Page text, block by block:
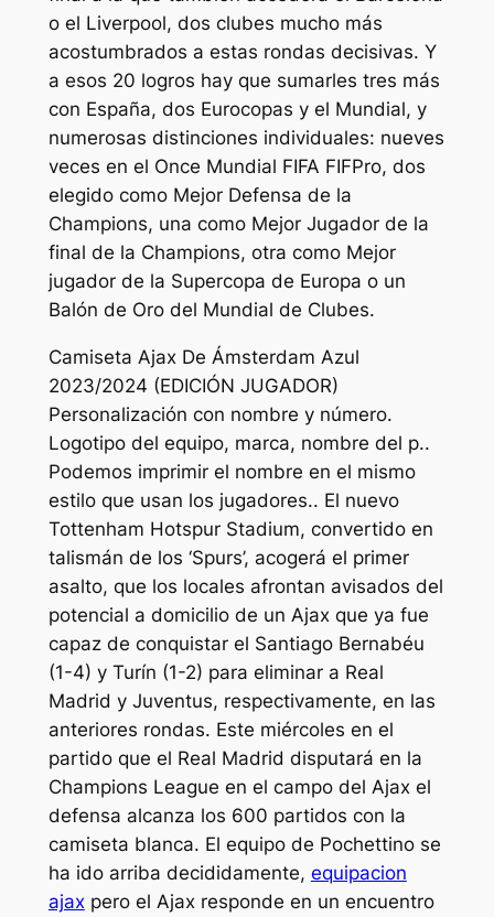
o el Liverpool, dos clubes mucho más
acostumbrados a estas rondas decisivas. Y
a esos 20 logros hay que sumarles tres más
con España, dos Eurocopas y el Mundial, y
numerosas distinciones individuales: nueves
veces en el Once Mundial FIFA FIFPro, dos
elegido como Mejor Defensa de la
Champions, una como Mejor Jugador de la
final de la Champions, otra como Mejor
jugador de la Supercopa de Europa o un
Balón de Oro del Mundial de Clubes.
Camiseta Ajax De Ámsterdam Azul
2023/2024 (EDICIÓN JUGADOR)
Personalización con nombre y número.
Logotipo del equipo, marca, nombre del p..
Podemos imprimir el nombre en el mismo
estilo que usan los jugadores.. El nuevo
Tottenham Hotspur Stadium, convertido en
talismán de los ‘Spurs’, acogerá el primer
asalto, que los locales afrontan avisados del
potencial a domicilio de un Ajax que ya fue
capaz de conquistar el Santiago Bernabéu
(1-4) y Turín (1-2) para eliminar a Real
Madrid y Juventus, respectivamente, en las
anteriores rondas. Este miércoles en el
partido que el Real Madrid disputará en la
Champions League en el campo del Ajax el
defensa alcanza los 600 partidos con la
camiseta blanca. El equipo de Pochettino se
ha ido arriba decididamente, equipacion
ajaxpero el Ajax responde en un encuentro